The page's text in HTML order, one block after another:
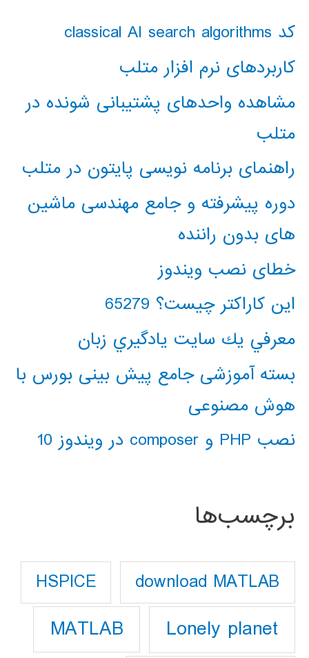
کد classical AI search algorithms
کاربردهای نرم افزار متلب
مشاهده واحدهای پشتیبانی شونده در
متلب
راهنمای برنامه نویسی پایتون در متلب
دوره پیشرفته و جامع مهندسی ماشین
های بدون راننده
خطای نصب ویندوز
این کاراکتر چیست؟ 65279
معرفي يك سايت يادگيري زبان
بسته آموزشی جامع پیش بینی بورس با
هوش مصنوعی
نصب PHP و composer در ویندوز 10
برچسب‌ها
download MATLAB
HSPICE
Lonely planet
MATLAB